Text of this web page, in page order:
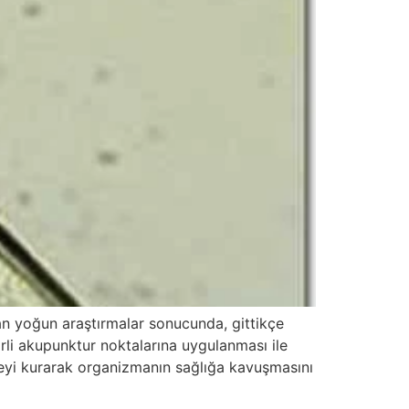
yoğun araştırmalar sonucunda, gittikçe
akupunktur noktalarına uygulanması ile
organizmanın sağlığa kavuşmasını